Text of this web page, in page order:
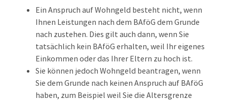
Ein Anspruch auf Wohngeld besteht nicht, wenn
Ihnen Leistungen nach dem BAföG dem Grunde
nach zustehen. Dies gilt auch dann, wenn Sie
tatsächlich kein BAföG erhalten, weil Ihr eigenes
Einkommen oder das Ihrer Eltern zu hoch ist.
Sie können jedoch Wohngeld beantragen, wenn
Sie dem Grunde nach keinen Anspruch auf BAföG
haben, zum Beispiel weil Sie die Altersgrenze